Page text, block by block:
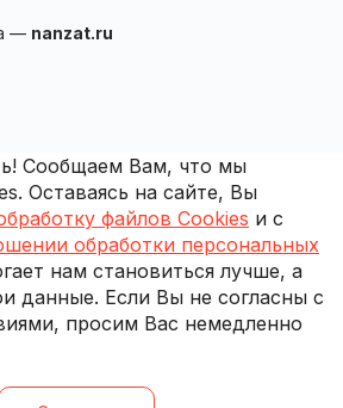
— nanzat.ru
Сообщаем Вам, что мы
Оставаясь на сайте, Вы
файлов Cookies и с
обработки персональных
нам становиться лучше, а
данные. Если Вы не согласны с
просим Вас немедленно